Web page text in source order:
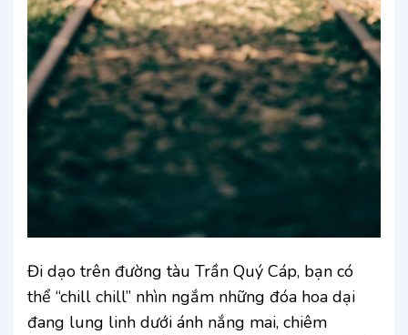
Đi dạo trên đường tàu Trần Quý Cáp, bạn có
thể “chill chill” nhìn ngắm những đóa hoa dại
đang lung linh dưới ánh nắng mai, chiêm